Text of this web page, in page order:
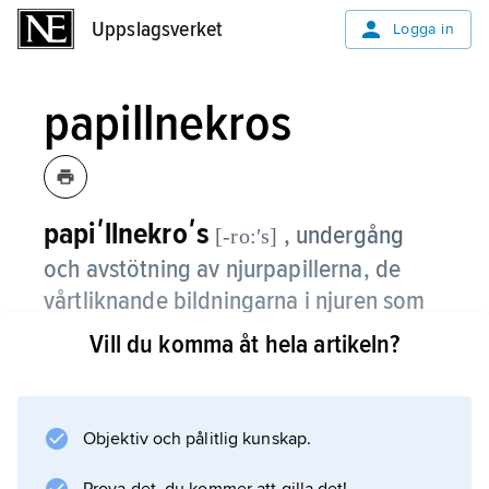
Uppslagsverket Logga in
papillnekros
papiʹllnekroʹs [-ro:ʹs] , undergång
och avstötning av njurpapillerna, de
vårtliknande bildningarna i njuren som
innehåller urinkanaler.
infektion orsakad akut inflammation i njurarna,
Vill du komma åt hela artikeln?
Objektiv och pålitlig kunskap.